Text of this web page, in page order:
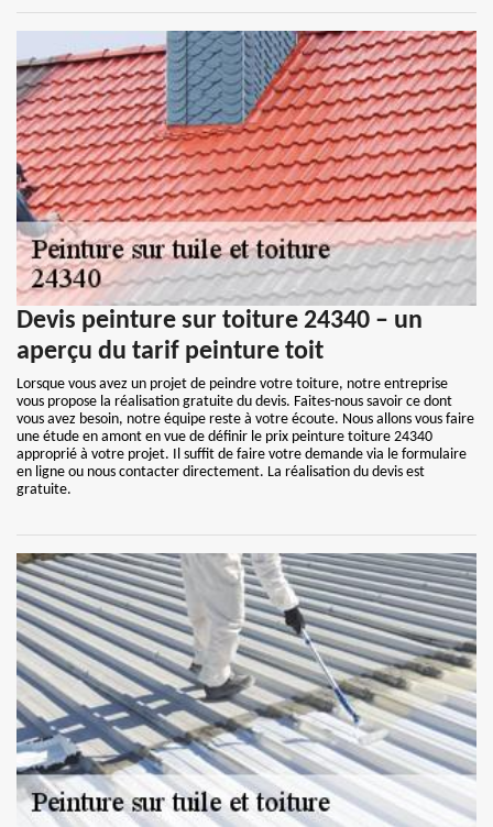
Devis peinture sur toiture 24340 – un
aperçu du tarif peinture toit
Lorsque vous avez un projet de peindre votre toiture, notre entreprise
vous propose la réalisation gratuite du devis. Faites-nous savoir ce dont
vous avez besoin, notre équipe reste à votre écoute. Nous allons vous faire
une étude en amont en vue de définir le prix peinture toiture 24340
approprié à votre projet. Il suffit de faire votre demande via le formulaire
en ligne ou nous contacter directement. La réalisation du devis est
gratuite.